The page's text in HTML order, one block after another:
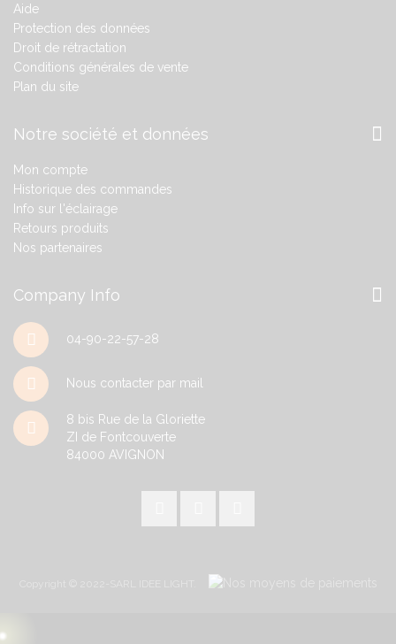
Aide
Protection des données
Droit de rétractation
Conditions générales de vente
Plan du site
Notre société et données
Mon compte
Historique des commandes
Info sur l'éclairage
Retours produits
Nos partenaires
Company Info
04-90-22-57-28
Nous contacter par mail
8 bis Rue de la Gloriette
ZI de Fontcouverte
84000 AVIGNON